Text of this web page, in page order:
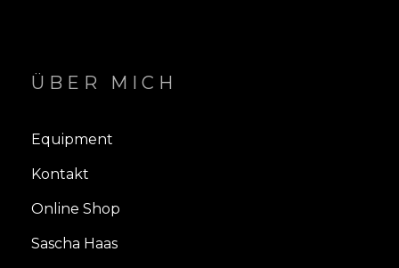
ÜBER MICH
Equipment
Kontakt
Online Shop
Sascha Haas